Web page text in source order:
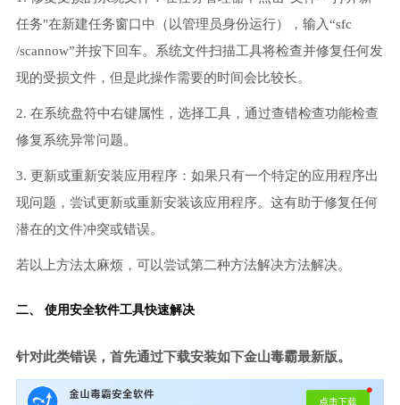
任务"在新建任务窗口中（以管理员身份运行），输入“sfc
/scannow”并按下回车。系统文件扫描工具将检查并修复任何发
现的受损文件，但是此操作需要的时间会比较长。
2. 在系统盘符中右键属性，选择工具，通过查错检查功能检查
修复系统异常问题。
3. 更新或重新安装应用程序：如果只有一个特定的应用程序出
现问题，尝试更新或重新安装该应用程序。这有助于修复任何
潜在的文件冲突或错误。
若以上方法太麻烦，可以尝试第二种方法解决方法解决。
二、 使用安全软件工具快速解决
针对此类错误，首先通过下载安装如下金山毒霸最新版。